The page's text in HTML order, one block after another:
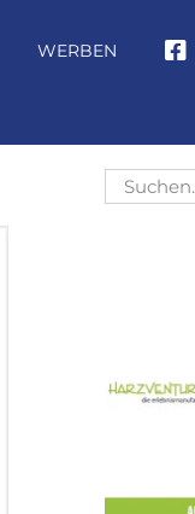
WERBEN
Suche
nach: